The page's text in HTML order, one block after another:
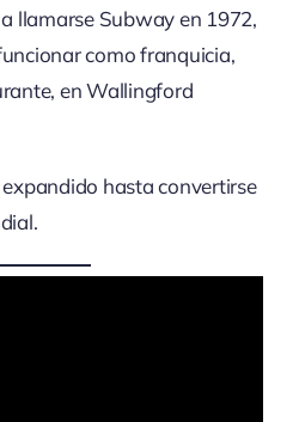
llamarse Subway en 1972,
como franquicia,
en Wallingford
hasta convertirse